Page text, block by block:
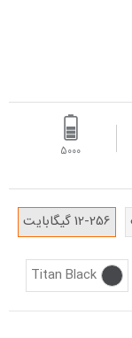
5000
12-256 گیگابایت
Titan Black